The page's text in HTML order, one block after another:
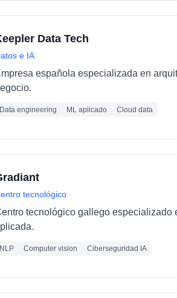
Data Tech
e IA
española especializada en
Data engineering ML aplicado Cloud data
tecnológico
tecnológico gallego especializado
NLP Computer vision Ciberseguridad IA